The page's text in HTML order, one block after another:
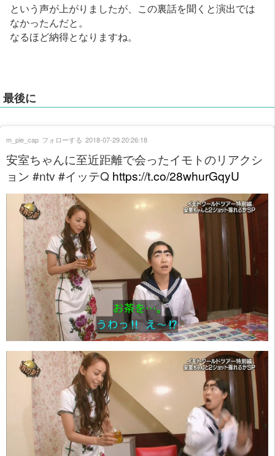
という声が上がりましたが、この裏話を聞くと演出では
なかったんだと。
なるほど納得となりますね。
最後に
安室ちゃんに至近距離で会ったイモトのリアクシ
ョン #ntv #イッテQ https://t.co/28whurGqyU
m_pie_cap フォローする 2018-07-29 20:26:18